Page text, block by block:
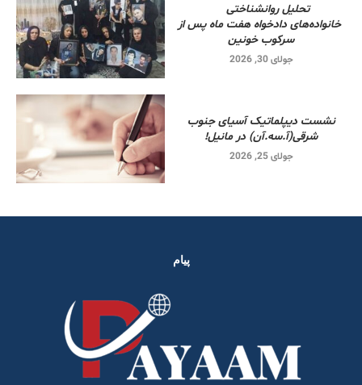
تحلیل روانشناختی
خانواده‌های دادخواه هفت ماه پس از
سرکوب خونین
جولای 30, 2026
نشست دیپلماتیک آسیای جنوب
شرقی‌(آ.سه.آن) در مانیل!
جولای 25, 2026
پیام